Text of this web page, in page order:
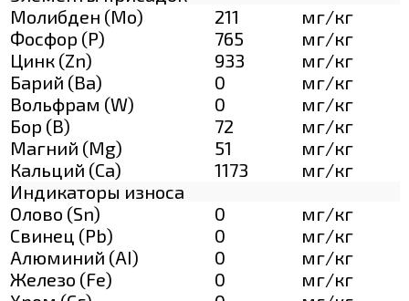
Молибден (Мо)
211
мг/кг
Фосфор (Р)
765
мг/кг
Цинк (Zn)
933
мг/кг
Барий (Ва)
0
мг/кг
Вольфрам (W)
0
мг/кг
Бор (В)
72
мг/кг
Магний (Mg)
51
мг/кг
Кальций (Са)
1173
мг/кг
Индикаторы износа
Олово (Sn)
0
мг/кг
Свинец (Pb)
0
мг/кг
Алюминий (AI)
0
мг/кг
Железо (Fe)
0
мг/кг